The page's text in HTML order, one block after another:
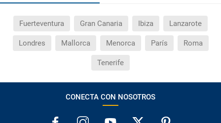
¿Incluye algún seguro de viaje mi reserva?
¿Cuáles son las condiciones generales en las
¿Qué hago si el traslado contratado del aeropuerto
Fuerteventura Gran Canaria Ibiza Lanzarote
Londres Mallorca Menorca París Roma
Tenerife
CONECTA CON NOSOTROS